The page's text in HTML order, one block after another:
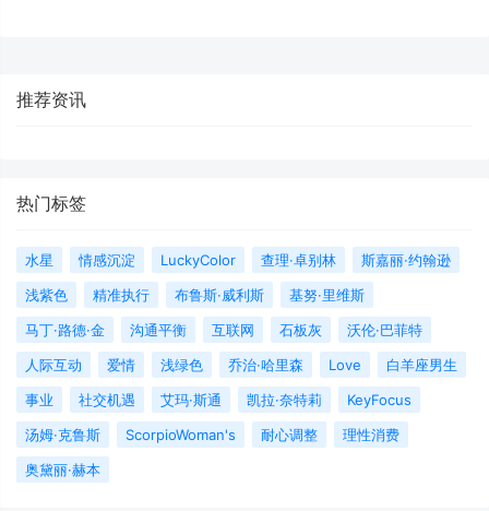
推荐资讯
热门标签
水星 情感沉淀 LuckyColor 查理·卓别林
斯嘉丽·约翰逊
浅紫色
精准执行 布鲁斯·威利斯
基努·里维斯
马丁·路德·金
沟通平衡 互联网 石板灰
沃伦·巴菲特
人际互动
爱情 浅绿色 乔治·哈里森 Love
白羊座男生
事业
社交机遇 艾玛·斯通 凯拉·奈特莉
KeyFocus
汤姆·克鲁斯
ScorpioWoman's 耐心调整
理性消费
奥黛丽·赫本